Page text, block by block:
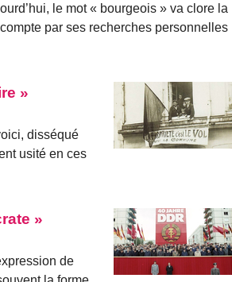
le mot « bourgeois » va clore la
par ses recherches personnelles
»
disséqué
usité en ces
»
de